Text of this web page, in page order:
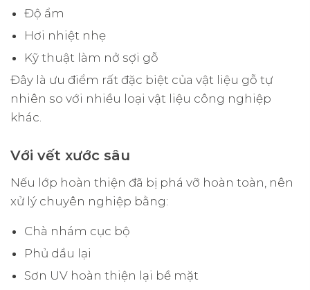
Độ ẩm
Hơi nhiệt nhẹ
Kỹ thuật làm nở sợi gỗ
Đây là ưu điểm rất đặc biệt của vật liệu gỗ tự
nhiên so với nhiều loại vật liệu công nghiệp
khác.
Với vết xước sâu
Nếu lớp hoàn thiện đã bị phá vỡ hoàn toàn, nên
xử lý chuyên nghiệp bằng:
Chà nhám cục bộ
Phủ dầu lại
Sơn UV hoàn thiện lại bề mặt